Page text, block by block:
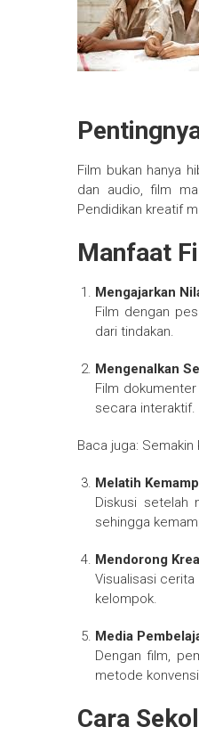
Film bukan hanya
dan audio, film
Pendidikan kreatif
Manfaat
Mengajarkan
Film dengan
dari tindakan.
Mengenalkan
Film
secara interaktif.
Baca juga:
Melatih
Diskusi setelah
sehingga
Mendorong
Visualisasi
kelompok.
Media
Dengan film,
metode
Cara